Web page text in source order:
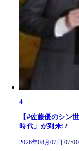
4
【#佐藤優のシン
時代」が到来!?
2026年08月07日 07:00